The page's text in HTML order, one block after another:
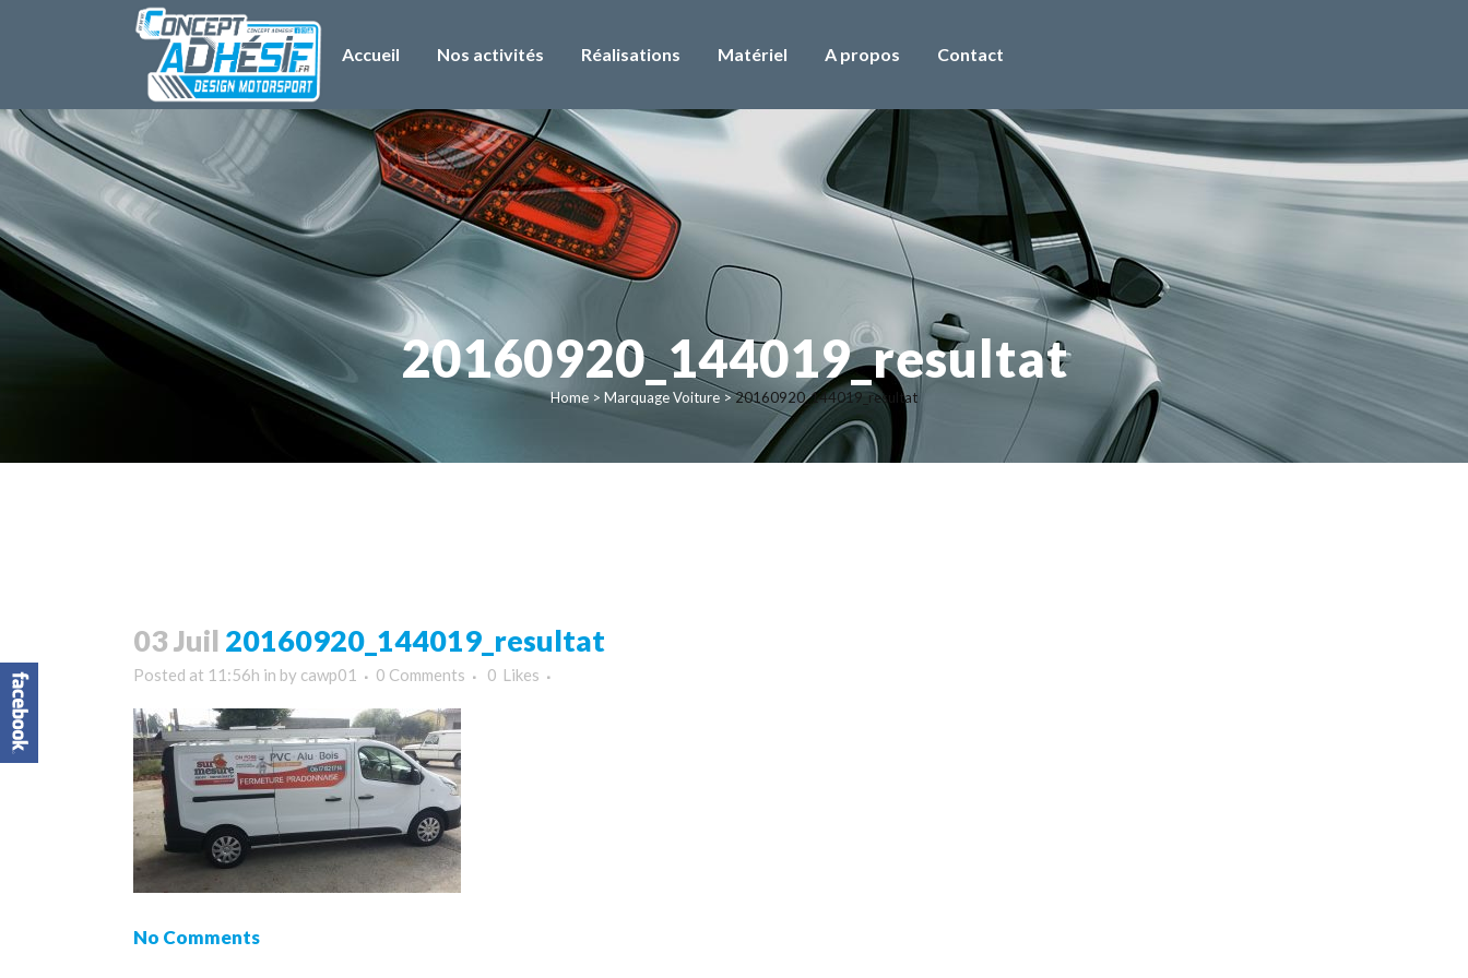
Accueil Nos activités Réalisations Matériel A propos Contact
20160920_144019_resultat
Home > Marquage Voiture >20160920_144019_resultat
03 Juil 20160920_144019_resultat
Posted at 11:56h in by cawp01 0 Comments 0 Likes
No Comments